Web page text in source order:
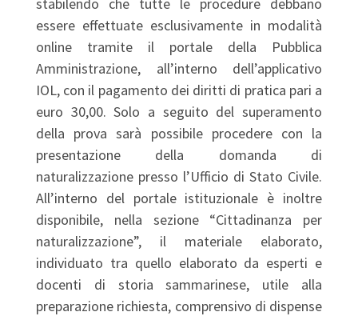
essere effettuate esclusivamente in modalità
online tramite il portale della Pubblica
Amministrazione, all’interno dell’applicativo
IOL, con il pagamento dei diritti di pratica pari a
euro 30,00. Solo a seguito del superamento
della prova sarà possibile procedere con la
presentazione della domanda di
naturalizzazione presso l’Ufficio di Stato Civile.
All’interno del portale istituzionale è inoltre
disponibile, nella sezione “Cittadinanza per
naturalizzazione”, il materiale elaborato,
individuato tra quello elaborato da esperti e
docenti di storia sammarinese, utile alla
preparazione richiesta, comprensivo di dispense